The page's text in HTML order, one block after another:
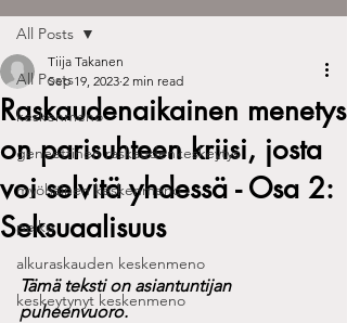
All Posts
keskenmeno
geneettinen raskaudenkeskeytys
myöhäinen keskenmeno
pelko
alkuraskauden keskenmeno
keskeytynyt keskenmeno
All Posts
Raskaudenaikainen menetys
on parisuhteen kriisi, josta
voi selvitä yhdessä - Osa 2:
Seksuaalisuus
Tiija Takanen
Sep 19, 2023 2 min read
Tämä teksti on asiantuntijan
puheenvuoro.